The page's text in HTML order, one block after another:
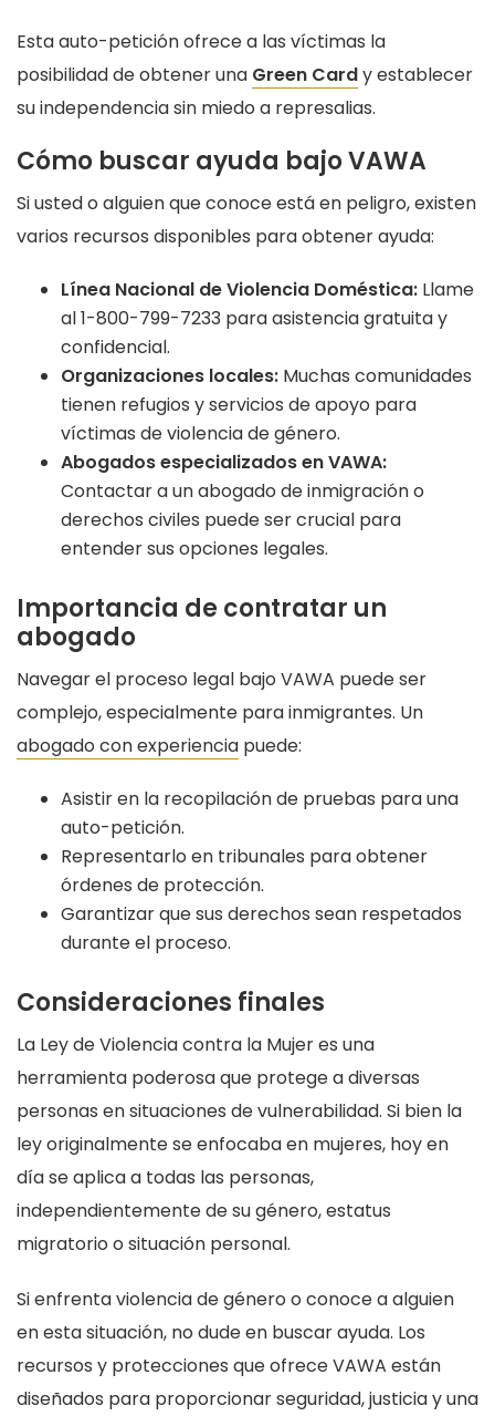
Esta auto-petición ofrece a las víctimas la
posibilidad de obtener una Green Cardy establecer
su independencia sin miedo a represalias.
Cómo buscar ayuda bajo VAWA
Si usted o alguien que conoce está en peligro, existen
varios recursos disponibles para obtener ayuda:
Línea Nacional de Violencia Doméstica: Llame
al 1-800-799-7233 para asistencia gratuita y
confidencial.
Organizaciones locales: Muchas comunidades
tienen refugios y servicios de apoyo para
víctimas de violencia de género.
Abogados especializados en VAWA:
Contactar a un abogado de inmigración o
derechos civiles puede ser crucial para
entender sus opciones legales.
Importancia de contratar un
abogado
Navegar el proceso legal bajo VAWA puede ser
complejo, especialmente para inmigrantes. Un
abogado con experiencia puede:
Asistir en la recopilación de pruebas para una
auto-petición.
Representarlo en tribunales para obtener
órdenes de protección.
Garantizar que sus derechos sean respetados
durante el proceso.
Consideraciones finales
La Ley de Violencia contra la Mujer es una
herramienta poderosa que protege a diversas
personas en situaciones de vulnerabilidad. Si bien la
ley originalmente se enfocaba en mujeres, hoy en
día se aplica a todas las personas,
independientemente de su género, estatus
migratorio o situación personal.
Si enfrenta violencia de género o conoce a alguien
en esta situación, no dude en buscar ayuda. Los
recursos y protecciones que ofrece VAWA están
diseñados para proporcionar seguridad, justicia y una